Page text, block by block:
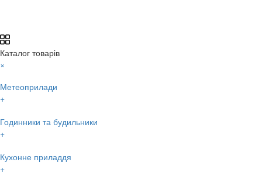
Каталог товарів
×
Метеоприлади
+
Годинники та будильники
+
Кухонне приладдя
+